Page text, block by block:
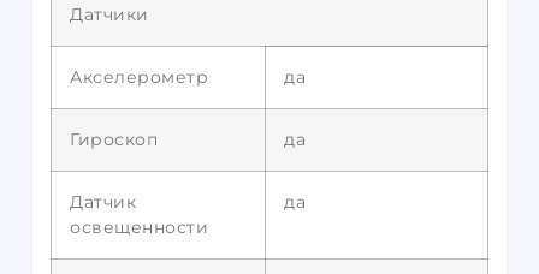
Датчики
Акселерометр да
Гироскоп да
Датчик
освещенности
да